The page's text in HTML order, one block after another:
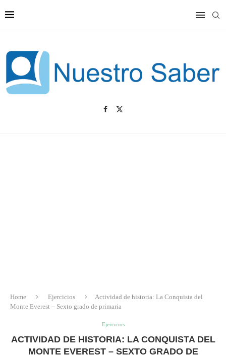
Home Ejercicios
Actividad de historia: La Conquista del
Monte Everest – Sexto grado de primaria
Ejercicios
ACTIVIDAD DE HISTORIA: LA CONQUISTA DEL
MONTE EVEREST – SEXTO GRADO DE